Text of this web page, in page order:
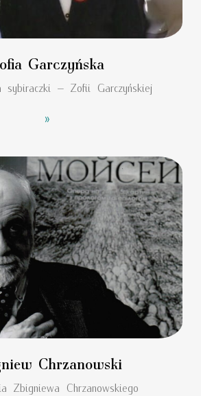
Garczyńska
sybiraczki – Zofii Garczyńskiej
»
Chrzanowski
Zbigniewa Chrzanowskiego